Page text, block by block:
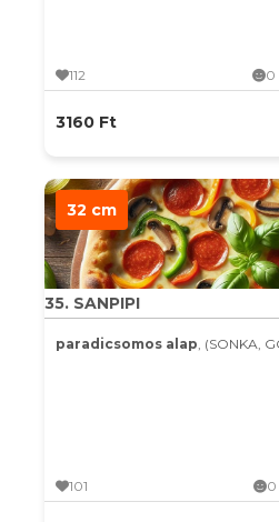
112 0
3160 Ft
32 cm
35. SANPIPI
paradicsomos alap, (SONKA,
101 0